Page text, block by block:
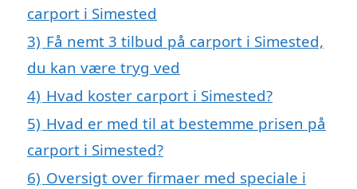
carport i Simested
3) Få nemt 3 tilbud på carport i Simested,
du kan være tryg ved
4) Hvad koster carport i Simested?
5) Hvad er med til at bestemme prisen på
carport i Simested?
6) Oversigt over firmaer med speciale i